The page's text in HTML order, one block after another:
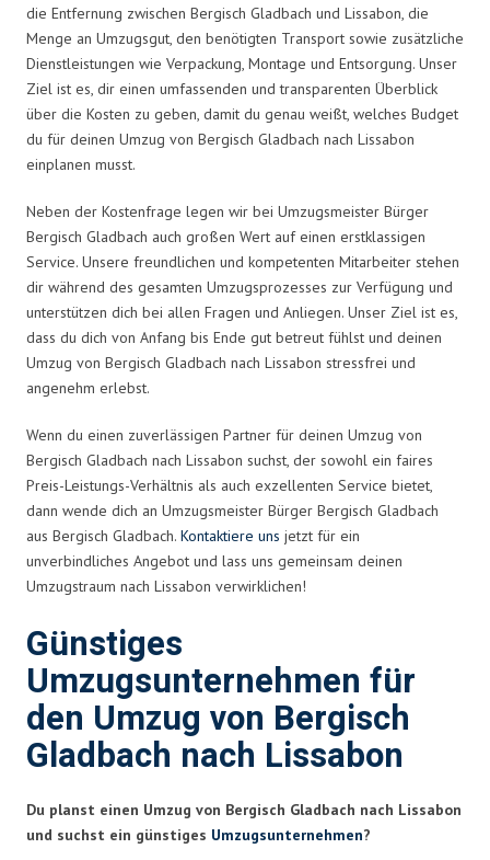
die Entfernung zwischen Bergisch Gladbach und Lissabon, die
Menge an Umzugsgut, den benötigten Transport sowie zusätzliche
Dienstleistungen wie Verpackung, Montage und Entsorgung. Unser
Ziel ist es, dir einen umfassenden und transparenten Überblick
über die Kosten zu geben, damit du genau weißt, welches Budget
du für deinen Umzug von Bergisch Gladbach nach Lissabon
einplanen musst.
Neben der Kostenfrage legen wir bei Umzugsmeister Bürger
Bergisch Gladbach auch großen Wert auf einen erstklassigen
Service. Unsere freundlichen und kompetenten Mitarbeiter stehen
dir während des gesamten Umzugsprozesses zur Verfügung und
unterstützen dich bei allen Fragen und Anliegen. Unser Ziel ist es,
dass du dich von Anfang bis Ende gut betreut fühlst und deinen
Umzug von Bergisch Gladbach nach Lissabon stressfrei und
angenehm erlebst.
Wenn du einen zuverlässigen Partner für deinen Umzug von
Bergisch Gladbach nach Lissabon suchst, der sowohl ein faires
Preis-Leistungs-Verhältnis als auch exzellenten Service bietet,
dann wende dich an Umzugsmeister Bürger Bergisch Gladbach
aus Bergisch Gladbach. Kontaktiere uns jetzt für ein
unverbindliches Angebot und lass uns gemeinsam deinen
Umzugstraum nach Lissabon verwirklichen!
Günstiges
Umzugsunternehmen für
den Umzug von Bergisch
Gladbach nach Lissabon
Du planst einen Umzug von Bergisch Gladbach nach Lissabon
und suchst ein günstiges Umzugsunternehmen?